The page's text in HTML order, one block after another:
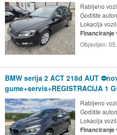
Rabljeno
Godište
Lokacija
Financiranje
Objavljen:
BMW serija 2 ACT 218d AUT
gume+servis+REGISTRACIJA 1
Rabljeno
Godište
Lokacija
Financiranje